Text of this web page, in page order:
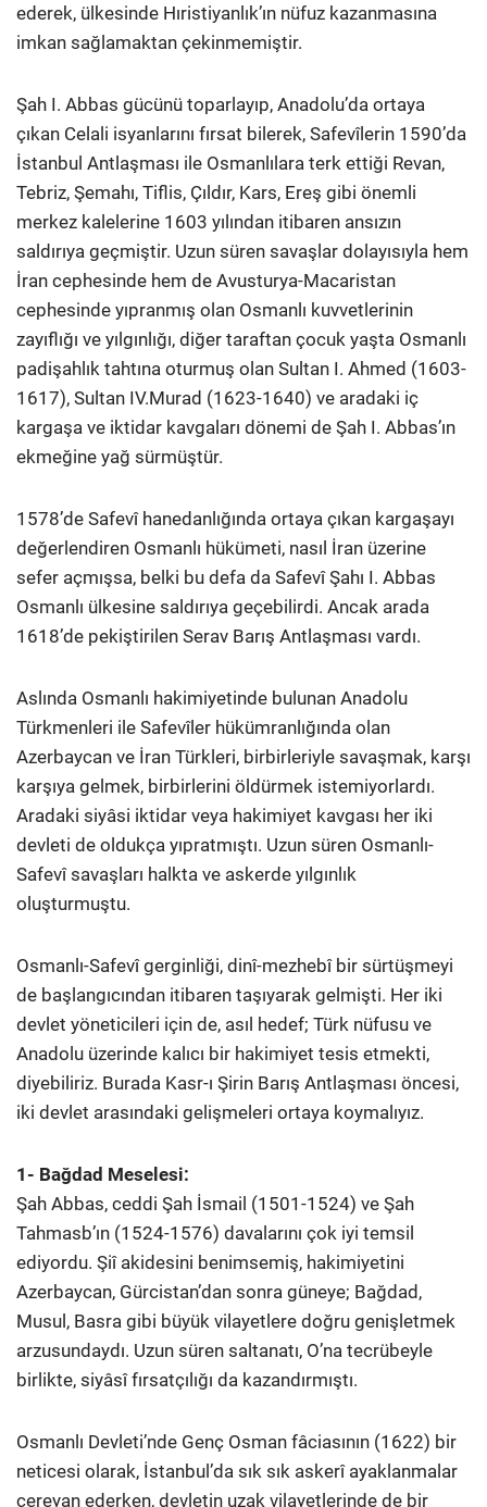
ederek, ülkesinde Hıristiyanlık’ın nüfuz kazanmasına
imkan sağlamaktan çekinmemiştir.
Şah I. Abbas gücünü toparlayıp, Anadolu’da ortaya
çıkan Celali isyanlarını fırsat bilerek, Safevîlerin 1590’da
İstanbul Antlaşması ile Osmanlılara terk ettiği Revan,
Tebriz, Şemahı, Tiflis, Çıldır, Kars, Ereş gibi önemli
merkez kalelerine 1603 yılından itibaren ansızın
saldırıya geçmiştir. Uzun süren savaşlar dolayısıyla hem
İran cephesinde hem de Avusturya-Macaristan
cephesinde yıpranmış olan Osmanlı kuvvetlerinin
zayıflığı ve yılgınlığı, diğer taraftan çocuk yaşta Osmanlı
padişahlık tahtına oturmuş olan Sultan I. Ahmed (1603-
1617), Sultan IV.Murad (1623-1640) ve aradaki iç
kargaşa ve iktidar kavgaları dönemi de Şah I. Abbas’ın
ekmeğine yağ sürmüştür.
1578’de Safevî hanedanlığında ortaya çıkan kargaşayı
değerlendiren Osmanlı hükümeti, nasıl İran üzerine
sefer açmışsa, belki bu defa da Safevî Şahı I. Abbas
Osmanlı ülkesine saldırıya geçebilirdi. Ancak arada
1618’de pekiştirilen Serav Barış Antlaşması vardı.
Aslında Osmanlı hakimiyetinde bulunan Anadolu
Türkmenleri ile Safevîler hükümranlığında olan
Azerbaycan ve İran Türkleri, birbirleriyle savaşmak, karşı
karşıya gelmek, birbirlerini öldürmek istemiyorlardı.
Aradaki siyâsi iktidar veya hakimiyet kavgası her iki
devleti de oldukça yıpratmıştı. Uzun süren Osmanlı-
Safevî savaşları halkta ve askerde yılgınlık
oluşturmuştu.
Osmanlı-Safevî gerginliği, dinî-mezhebî bir sürtüşmeyi
de başlangıcından itibaren taşıyarak gelmişti. Her iki
devlet yöneticileri için de, asıl hedef; Türk nüfusu ve
Anadolu üzerinde kalıcı bir hakimiyet tesis etmekti,
diyebiliriz. Burada Kasr-ı Şirin Barış Antlaşması öncesi,
iki devlet arasındaki gelişmeleri ortaya koymalıyız.
1- Bağdad Meselesi:
Şah Abbas, ceddi Şah İsmail (1501-1524) ve Şah
Tahmasb’ın (1524-1576) davalarını çok iyi temsil
ediyordu. Şiî akidesini benimsemiş, hakimiyetini
Azerbaycan, Gürcistan’dan sonra güneye; Bağdad,
Musul, Basra gibi büyük vilayetlere doğru genişletmek
arzusundaydı. Uzun süren saltanatı, O’na tecrübeyle
birlikte, siyâsî fırsatçılığı da kazandırmıştı.
Osmanlı Devleti’nde Genç Osman fâciasının (1622) bir
neticesi olarak, İstanbul’da sık sık askerî ayaklanmalar
cereyan ederken, devletin uzak vilayetlerinde de bir